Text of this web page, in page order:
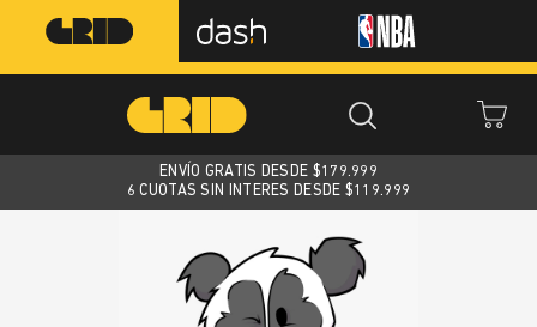
ENVÍO GRATIS DESDE $179.999
6 CUOTAS SIN INTERES DESDE $119.999